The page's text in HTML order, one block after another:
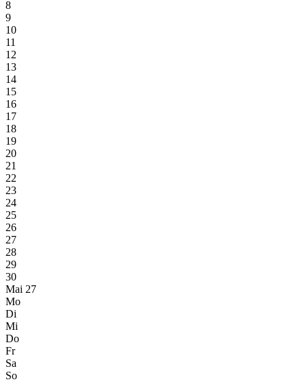
8
9
10
11
12
13
14
15
16
17
18
19
20
21
22
23
24
25
26
27
28
29
30
Mai 27
Mo
Di
Mi
Do
Fr
Sa
So